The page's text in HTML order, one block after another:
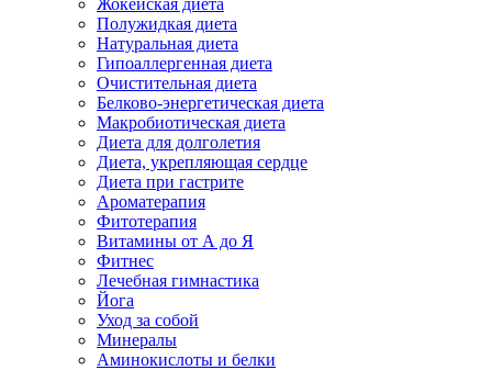
Жокейская диета
Полужидкая диета
Натуральная диета
Гипоаллергенная диета
Очистительная диета
Белково-энергетическая диета
Макробиотическая диета
Диета для долголетия
Диета, укрепляющая сердце
Диета при гастрите
Ароматерапия
Фитотерапия
Витамины от А до Я
Фитнес
Лечебная гимнастика
Йога
Уход за собой
Минералы
Аминокислоты и белки